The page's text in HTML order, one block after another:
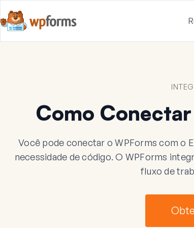
Como
Você pode conectar o WPForms com o
necessidade de código. O WPForms
fluxo de